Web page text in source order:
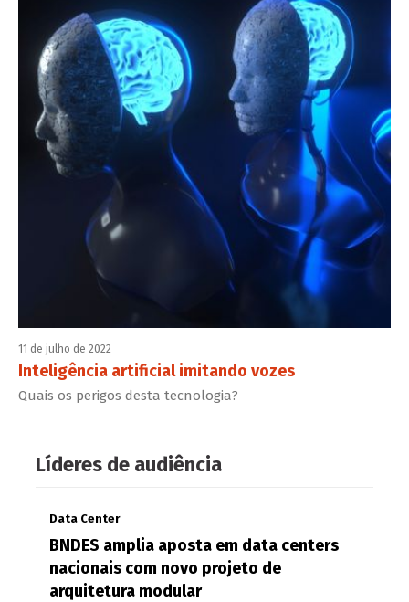
11 de julho de 2022
Inteligência artificial imitando vozes
Quais os perigos desta tecnologia?
Líderes de audiência
Data Center
BNDES amplia aposta em data centers
nacionais com novo projeto de
arquitetura modular